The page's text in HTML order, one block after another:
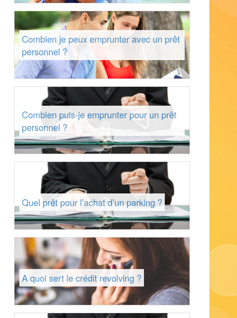
Combien je peux emprunter avec un prêt
personnel ?
Combien puis-je emprunter pour un prêt
personnel ?
Quel prêt pour l’achat d’un parking ?
A quoi sert le crédit revolving ?